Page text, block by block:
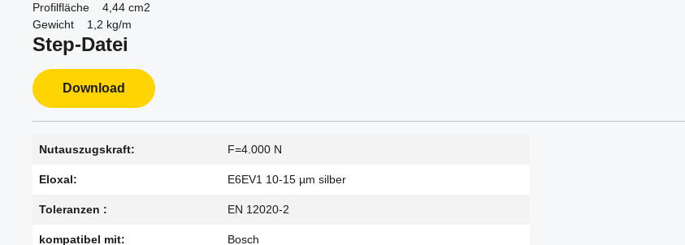
Profilfläche 4,44 cm2
Gewicht 1,2 kg/m
Step-Datei
Download
Nutauszugskraft: F=4.000 N
Eloxal: E6EV1 10-15 µm silber
Toleranzen : EN 12020-2
kompatibel mit: Bosch